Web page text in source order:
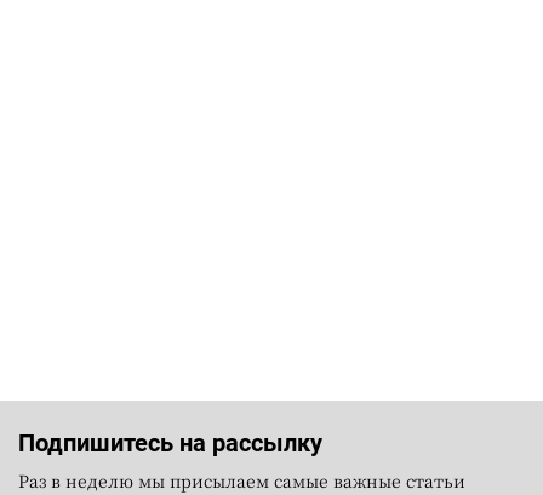
Подпишитесь на рассылку
Раз в неделю мы присылаем самые важные статьи